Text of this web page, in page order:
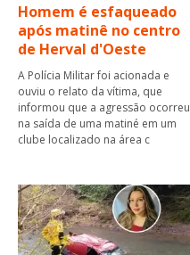
Homem é esfaqueado
após matinê no centro
de Herval d'Oeste
A Polícia Militar foi acionada e
ouviu o relato da vítima, que
informou que a agressão ocorreu
na saída de uma matiné em um
clube localizado na área c